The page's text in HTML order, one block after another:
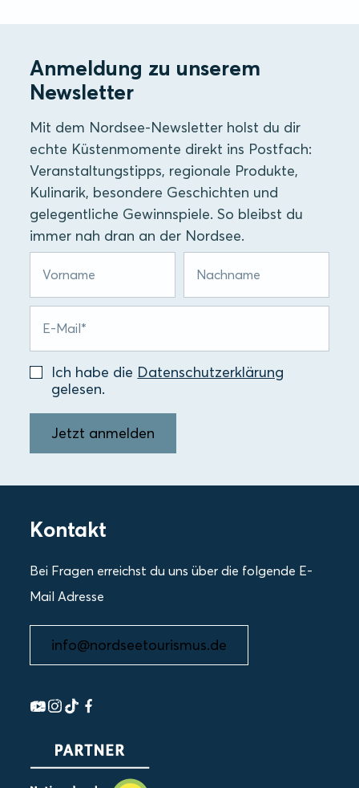
Anmeldung zu unserem
Newsletter
Mit dem Nordsee-Newsletter holst du dir
echte Küstenmomente direkt ins Postfach:
Veranstaltungstipps, regionale Produkte,
Kulinarik, besondere Geschichten und
gelegentliche Gewinnspiele. So bleibst du
immer nah dran an der Nordsee.
Ich habe die Datenschutzerklärung
gelesen.
Jetzt anmelden
Kontakt
Bei Fragen erreichst du uns über die folgende E-
Mail Adresse
info@nordseetourismus.de